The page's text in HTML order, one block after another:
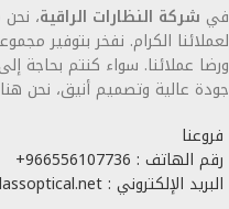
في شركة النظارات الراقية،
لعملائنا الكرام. نفخر بتوفير
ورضا عملائنا. سواء كنتم بحاجة
جودة عالية وتصميم أنيق، نحن
فروعنا
رقم الهاتف : 966556107736+
البريد الإلكتروني : Info@classoptical.net